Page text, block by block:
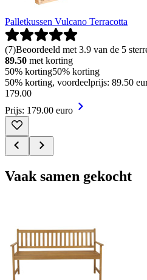
Palletkussen Vulcano Terracotta
(7)Beoordeeld met 3.9 van de 5
89.50 met korting
50% korting50% korting
50% korting, voordeelprijs: 89.50
179.00
Prijs: 179.00 euro
Vaak samen gekocht